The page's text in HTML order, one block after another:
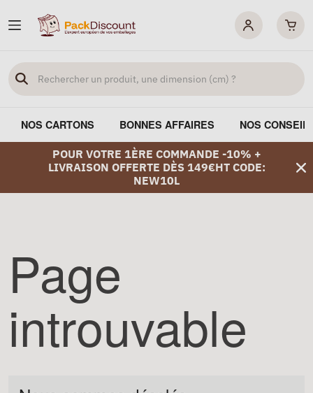
NOS CARTONS BONNES AFFAIRES NOS
POUR VOTRE 1ÈRE COMMANDE -10% +
LIVRAISON OFFERTE DÈS 149€HT CODE:
NEW10L
Page
introuvable